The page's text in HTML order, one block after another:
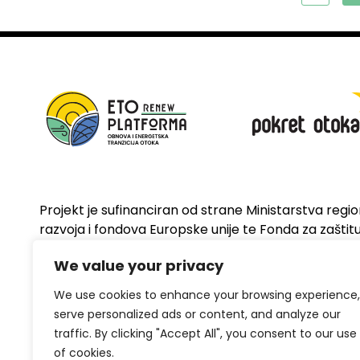
We value your privacy
We use cookies to enhance your browsing experience,
serve personalized ads or content, and analyze our
traffic. By clicking "Accept All", you consent to our use
of cookies.
Projekt je sufinanciran od strane Ministarstva
razvoja i fondova Europske unije te Fonda za